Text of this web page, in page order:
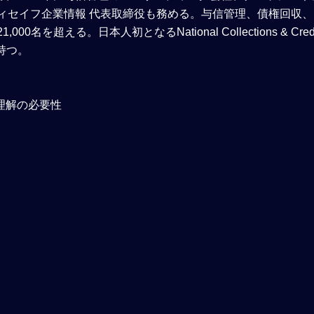
イフ企業情報 代表取締役も務める。与信管理、債権回収
名を超える。日本人初となるNational Collections &
。
解の必要性